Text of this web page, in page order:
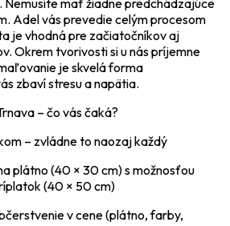
mať žiadne predchádzajúce
Adel vás prevedie celým procesom
je vhodná pre začiatočníkov aj
Okrem tvorivosti si u nás príjemne
je skvelá forma
zbaví stresu a napätia.
– čo vás čaká?
– zvládne to naozaj každý
plátno (40 × 30 cm) s možnosťou
(40 × 50 cm)
v cene (plátno, farby,